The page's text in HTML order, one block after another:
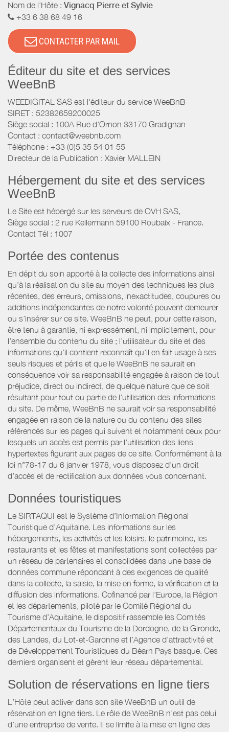
Nom de l'Hôte : Vignacq Pierre et Sylvie
+33 6 38 68 49 16
CONTACTER PAR MAIL
Éditeur du site et des services
WeeBnB
WEEDIGITAL SAS est l'éditeur du service WeeBnB
SIRET : 52382659200025
Siège social : 100A Rue d'Ornon 33170 Gradignan
Contact : contact@weebnb.com
Téléphone : +33 (0)5 35 54 01 55
Directeur de la Publication : Xavier MALLEIN
Hébergement du site et des services
WeeBnB
Le Site est hébergé sur les serveurs de OVH SAS,
Siège social : 2 rue Kellermann 59100 Roubaix - France.
Contact Tél : 1007
Portée des contenus
En dépit du soin apporté à la collecte des informations ainsi
qu’à la réalisation du site au moyen des techniques les plus
récentes, des erreurs, omissions, inexactitudes, coupures ou
additions indépendantes de notre volonté peuvent demeurer
ou s’insérer sur ce site. WeeBnB ne peut, pour cette raison,
être tenu à garantie, ni expressément, ni implicitement, pour
l’ensemble du contenu du site ; l’utilisateur du site et des
informations qu’il contient reconnaît qu’il en fait usage à ses
seuls risques et périls et que le WeeBnB ne saurait en
conséquence voir sa responsabilité engagée à raison de tout
préjudice, direct ou indirect, de quelque nature que ce soit
résultant pour tout ou partie de l’utilisation des informations
du site. De même, WeeBnB ne saurait voir sa responsabilité
engagée en raison de la nature ou du contenu des sites
référencés sur les pages qui suivent et notamment ceux pour
lesquels un accès est permis par l’utilisation des liens
hypertextes figurant aux pages de ce site. Conformément à la
loi n°78-17 du 6 janvier 1978, vous disposez d’un droit
d’accès et de rectification aux données vous concernant.
Données touristiques
Le SIRTAQUI est le Système d’Information Régional
Touristique d’Aquitaine. Les informations sur les
hébergements, les activités et les loisirs, le patrimoine, les
restaurants et les fêtes et manifestations sont collectées par
un réseau de partenaires et consolidées dans une base de
données commune répondant à des exigences de qualité
dans la collecte, la saisie, la mise en forme, la vérification et la
diffusion des informations. Cofinancé par l’Europe, la Région
et les départements, piloté par le Comité Régional du
Tourisme d’Aquitaine, le dispositif rassemble les Comités
Départementaux du Tourisme de la Dordogne, de la Gironde,
des Landes, du Lot-et-Garonne et l’Agence d’attractivité et
de Développement Touristiques du Béarn Pays basque. Ces
derniers organisent et gèrent leur réseau départemental.
Solution de réservations en ligne tiers
L’Hôte peut activer dans son site WeeBnB un outil de
réservation en ligne tiers. Le rôle de WeeBnB n’est pas celui
d’une entreprise de vente. Il se limite à la mise en ligne des